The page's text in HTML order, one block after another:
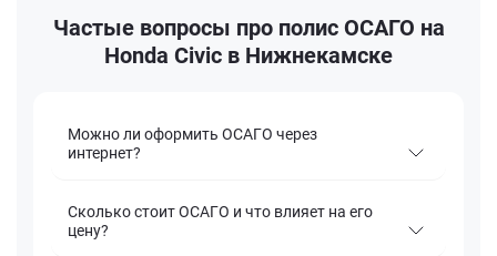
Частые вопросы про полис ОСАГО на
Honda Civic в Нижнекамске
Можно ли оформить ОСАГО через
интернет?
Сколько стоит ОСАГО и что влияет на его
цену?